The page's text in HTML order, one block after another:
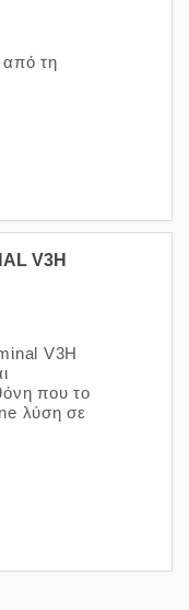
από τη
V3H
V3H
που το
λύση σε